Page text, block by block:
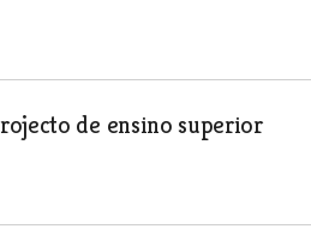
de ensino superior